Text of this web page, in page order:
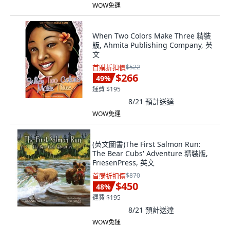
WOW免運
When Two Colors Make Three 精裝
版, Ahmita Publishing Company, 英
文
首購折扣價$522
49% $266
運費 $195
8/21 預計送達
WOW免運
(英文圖書)The First Salmon Run:
The Bear Cubs' Adventure 精裝版,
FriesenPress, 英文
首購折扣價$870
48% $450
運費 $195
8/21 預計送達
WOW免運